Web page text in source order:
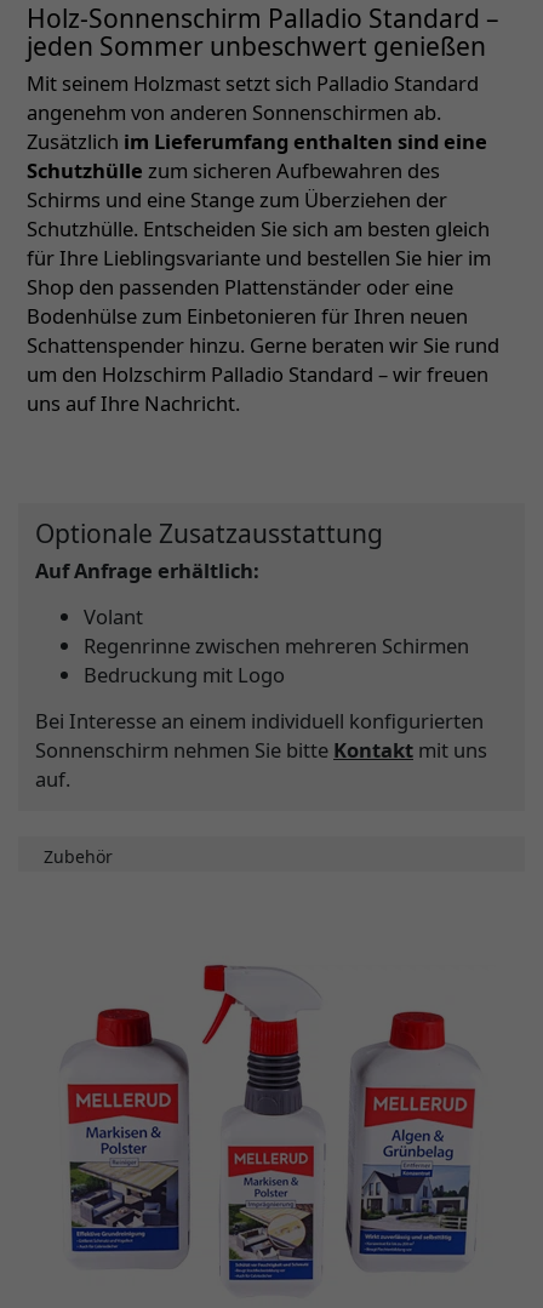
Holz-Sonnenschirm Palladio Standard –
jeden Sommer unbeschwert genießen
Mit seinem Holzmast setzt sich Palladio Standard
angenehm von anderen Sonnenschirmen ab.
Zusätzlich im Lieferumfang enthalten sind eine
Schutzhülle zum sicheren Aufbewahren des
Schirms und eine Stange zum Überziehen der
Schutzhülle. Entscheiden Sie sich am besten gleich
für Ihre Lieblingsvariante und bestellen Sie hier im
Shop den passenden Plattenständer oder eine
Bodenhülse zum Einbetonieren für Ihren neuen
Schattenspender hinzu. Gerne beraten wir Sie rund
um den Holzschirm Palladio Standard – wir freuen
uns auf Ihre Nachricht.
Optionale Zusatzausstattung
Auf Anfrage erhältlich:
Volant
Regenrinne zwischen mehreren Schirmen
Bedruckung mit Logo
Bei Interesse an einem individuell konfigurierten
Sonnenschirm nehmen Sie bitte Kontakt mit uns
auf.
Zubehör